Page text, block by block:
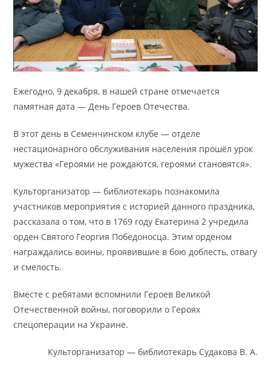
Ежегодно, 9 декабря, в нашей стране отмечается
памятная дата — День Героев Отечества.
В этот день в Семенчинском клубе — отделе
нестационарного обслуживания населения прошёл урок
мужества «Героями не рождаются, героями становятся».
Культорганизатор — библиотекарь познакомила
участников мероприятия с историей данного праздника,
рассказала о том, что в 1769 году Екатерина 2 учредила
орден Святого Георгия Победоносца. Этим орденом
награждались воины, проявившие в бою доблесть, отвагу
и смелость.
Вместе с ребятами вспомнили Героев Великой
Отечественной войны, поговорили о Героях
спецоперации на Украине.
Культорганизатор — библиотекарь Судакова В. А.